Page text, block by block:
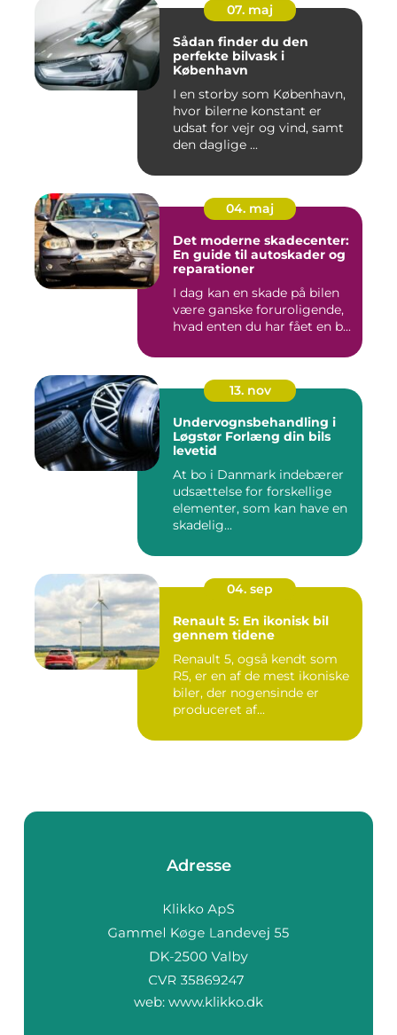
07. maj
Sådan finder du den
perfekte bilvask i
København
I en storby som København,
hvor bilerne konstant er
udsat for vejr og vind, samt
den daglige ...
04. maj
Det moderne skadecenter:
En guide til autoskader og
reparationer
I dag kan en skade på bilen
være ganske foruroligende,
hvad enten du har fået en b...
13. nov
Undervognsbehandling i
Løgstør Forlæng din bils
levetid
At bo i Danmark indebærer
udsættelse for forskellige
elementer, som kan have en
skadelig...
04. sep
Renault 5: En ikonisk bil
gennem tidene
Renault 5, også kendt som
R5, er en af de mest ikoniske
biler, der nogensinde er
produceret af...
Adresse
web: www.klikko.dk